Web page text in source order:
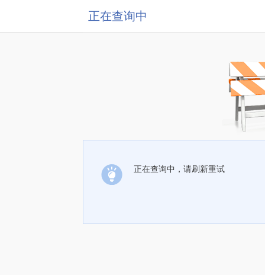
正在查询中
正在查询中，请刷新重试